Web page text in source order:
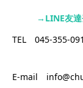
→LINE友
TEL 045-355-
E-mail